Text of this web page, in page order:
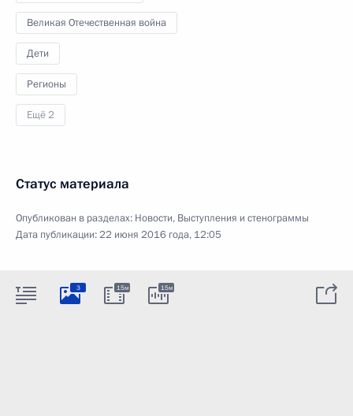
Великая Отечественная война
Дети
Регионы
Ещё 2
Статус материала
Опубликован в разделах: Новости, Выступления и стенограммы
Дата публикации:22 июня 2016 года, 12:05
3 15м 15м